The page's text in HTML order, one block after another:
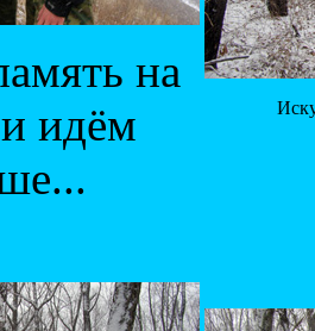
на
идём